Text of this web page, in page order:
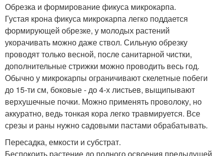
Обрезка и формирование фикуса микрокарпа.
Густая крона фикуса микрокарпа легко поддается
формирующей обрезке, у молодых растений
укорачивать можно даже ствол. Сильную обрезку
проводят только весной, после санитарной чистки,
дополнительные стрижки можно проводить весь год.
Обычно у микрокарпы ограничивают скелетные побеги
до 15-ти см, боковые - до 4-х листьев, выщипывают
верхушечные почки. Можно применять проволоку, но
аккуратно, ведь тонкая кора легко травмируется. Все
срезы и раны нужно садовыми пастами обрабатывать.
Пересадка, емкости и субстрат.
Беспокоить растение до полного освоения предыдущей